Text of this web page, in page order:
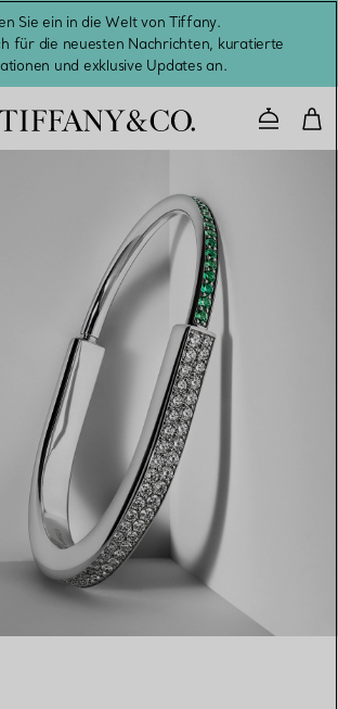
Sie ein in die Welt von Tiffany.
für die neuesten Nachrichten, kuratierte
und exklusive Updates an.